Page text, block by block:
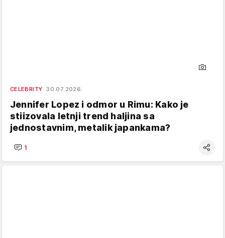
CELEBRITY 30.07.2026.
Jennifer Lopez i odmor u Rimu: Kako je
stiizovala letnji trend haljina sa
jednostavnim, metalik japankama?
1